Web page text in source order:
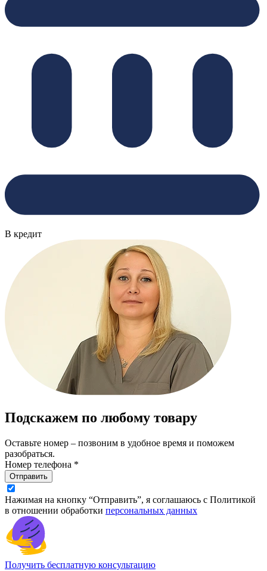
В кредит
Подскажем по любому товару
Оставьте номер – позвоним в удобное время и поможем
разобраться.
Номер телефона *
Отправить
Нажимая на кнопку “Отправить”, я соглашаюсь с Политикой
в отношении обработки персональных данных
Получить бесплатную консультацию